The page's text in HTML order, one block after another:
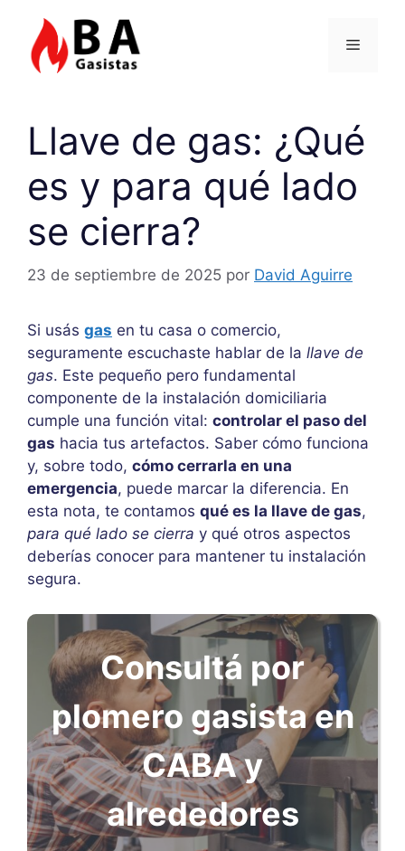
contenido
Menú
Llave de gas: ¿Qué
es y para qué lado
se cierra?
23 de septiembre de 2025 por David Aguirre
Si usás gas en tu casa o comercio,
seguramente escuchaste hablar de la llave de
gas. Este pequeño pero fundamental
componente de la instalación domiciliaria
cumple una función vital: controlar el paso del
gas hacia tus artefactos. Saber cómo funciona
y, sobre todo, cómo cerrarla en una
emergencia, puede marcar la diferencia. En
esta nota, te contamos qué es la llave de gas,
para qué lado se cierra y qué otros aspectos
deberías conocer para mantener tu instalación
segura.
Consultá por
plomero gasista en
CABA y
alrededores